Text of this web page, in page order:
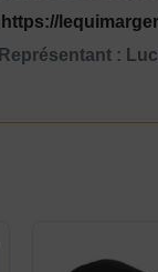
https://
Représentant :